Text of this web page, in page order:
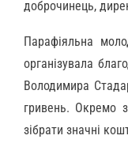
доброчинець,
Парафіяльна
організувала
Володимира
гривень. Окремо
зібрати значні